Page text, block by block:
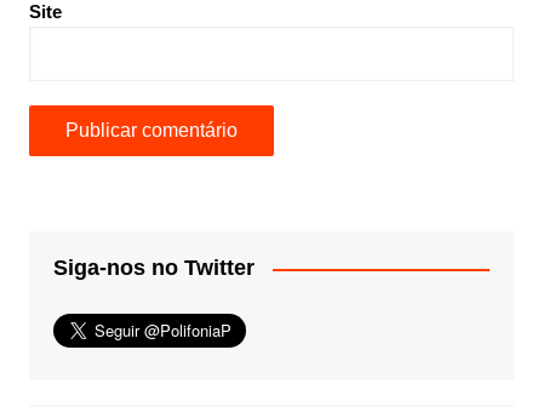
Site
Siga-nos no Twitter